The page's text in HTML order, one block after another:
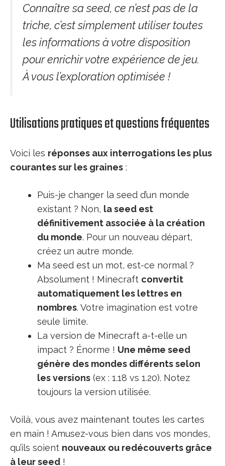
Connaître sa seed, ce n’est pas de la
triche, c’est simplement utiliser toutes
les informations à votre disposition
pour enrichir votre expérience de jeu.
À vous l’exploration optimisée !
Utilisations pratiques et questions fréquentes
Voici les réponses aux interrogations les plus
courantes sur les graines :
Puis-je changer la seed d’un monde
existant ? Non, la seed est
définitivement associée à la création
du monde. Pour un nouveau départ,
créez un autre monde.
Ma seed est un mot, est-ce normal ?
Absolument ! Minecraft convertit
automatiquement les lettres en
nombres. Votre imagination est votre
seule limite.
La version de Minecraft a-t-elle un
impact ? Énorme ! Une même seed
génère des mondes différents selon
les versions (ex : 1.18 vs 1.20). Notez
toujours la version utilisée.
Voilà, vous avez maintenant toutes les cartes
en main ! Amusez-vous bien dans vos mondes,
qu’ils soient nouveaux ou redécouverts grâce
à leur seed !